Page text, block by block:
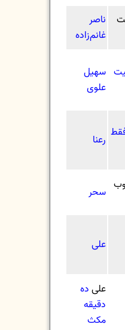
ناصر
غانم‌زاده
سهیل
علوی
رعنا
سحر
علی
علیده
دقیقه
مکث